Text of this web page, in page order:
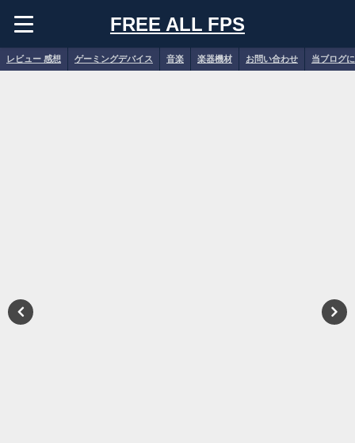
FREE ALL FPS
レビュー 感想 ゲーミングデバイス 音楽 楽器機材 お問い合わせ 当ブログ